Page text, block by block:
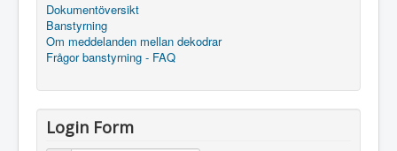
Dokumentöversikt
Banstyrning
Om meddelanden mellan dekodrar
Frågor banstyrning - FAQ
Login Form